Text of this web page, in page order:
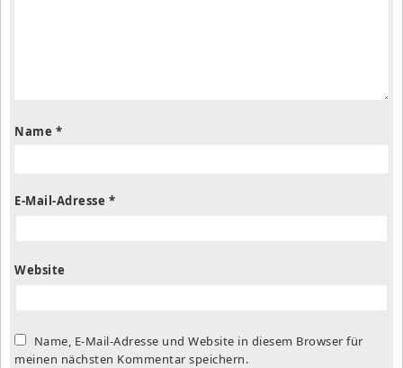
Name *
E-Mail-Adresse *
Website
Name, E-Mail-Adresse und Website in diesem Browser für
meinen nächsten Kommentar speichern.